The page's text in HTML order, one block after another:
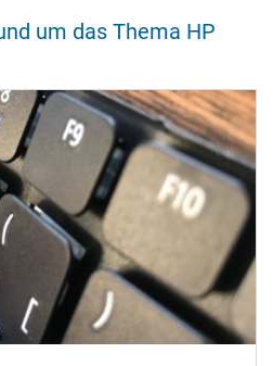
um das Thema HP